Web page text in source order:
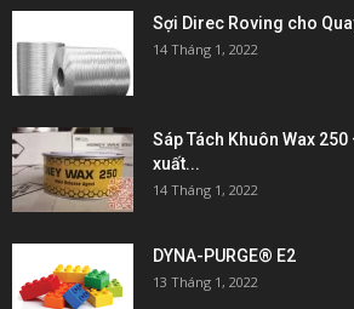
Sợi Direc Roving cho
14 Tháng 1, 2022
Sáp Tách Khuôn Wax
xuất...
14 Tháng 1, 2022
DYNA-PURGE® E2
13 Tháng 1, 2022